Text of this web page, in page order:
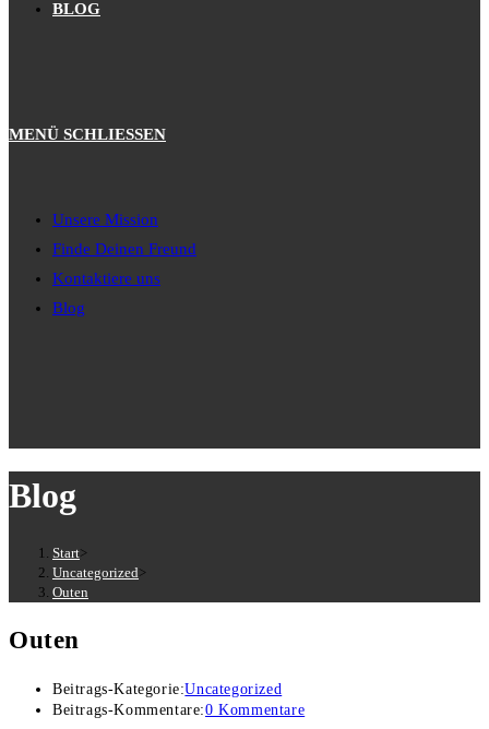
BLOG
MENÜ SCHLIESSEN
Unsere Mission
Finde Deinen Freund
Kontaktiere uns
Blog
Blog
Start>
Uncategorized>
Outen
Outen
Beitrags-Kategorie:Uncategorized
Beitrags-Kommentare:0 Kommentare